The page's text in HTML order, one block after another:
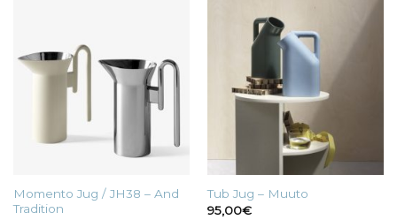
Momento Jug / JH38 – And
Tradition
Tub Jug – Muuto
95,00€